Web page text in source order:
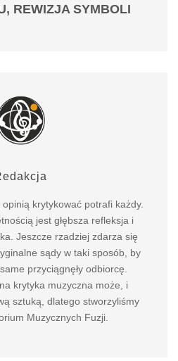
REWIZJA SYMBOLI
krytykować potrafi każdy.
jest głębsza refleksja i
Jeszcze rzadziej zdarza się
sądy w taki sposób, by
przyciągnęły odbiorcę.
krytyka muzyczna może, i
sztuką, dlatego stworzyliśmy
Muzycznych Fuzji.